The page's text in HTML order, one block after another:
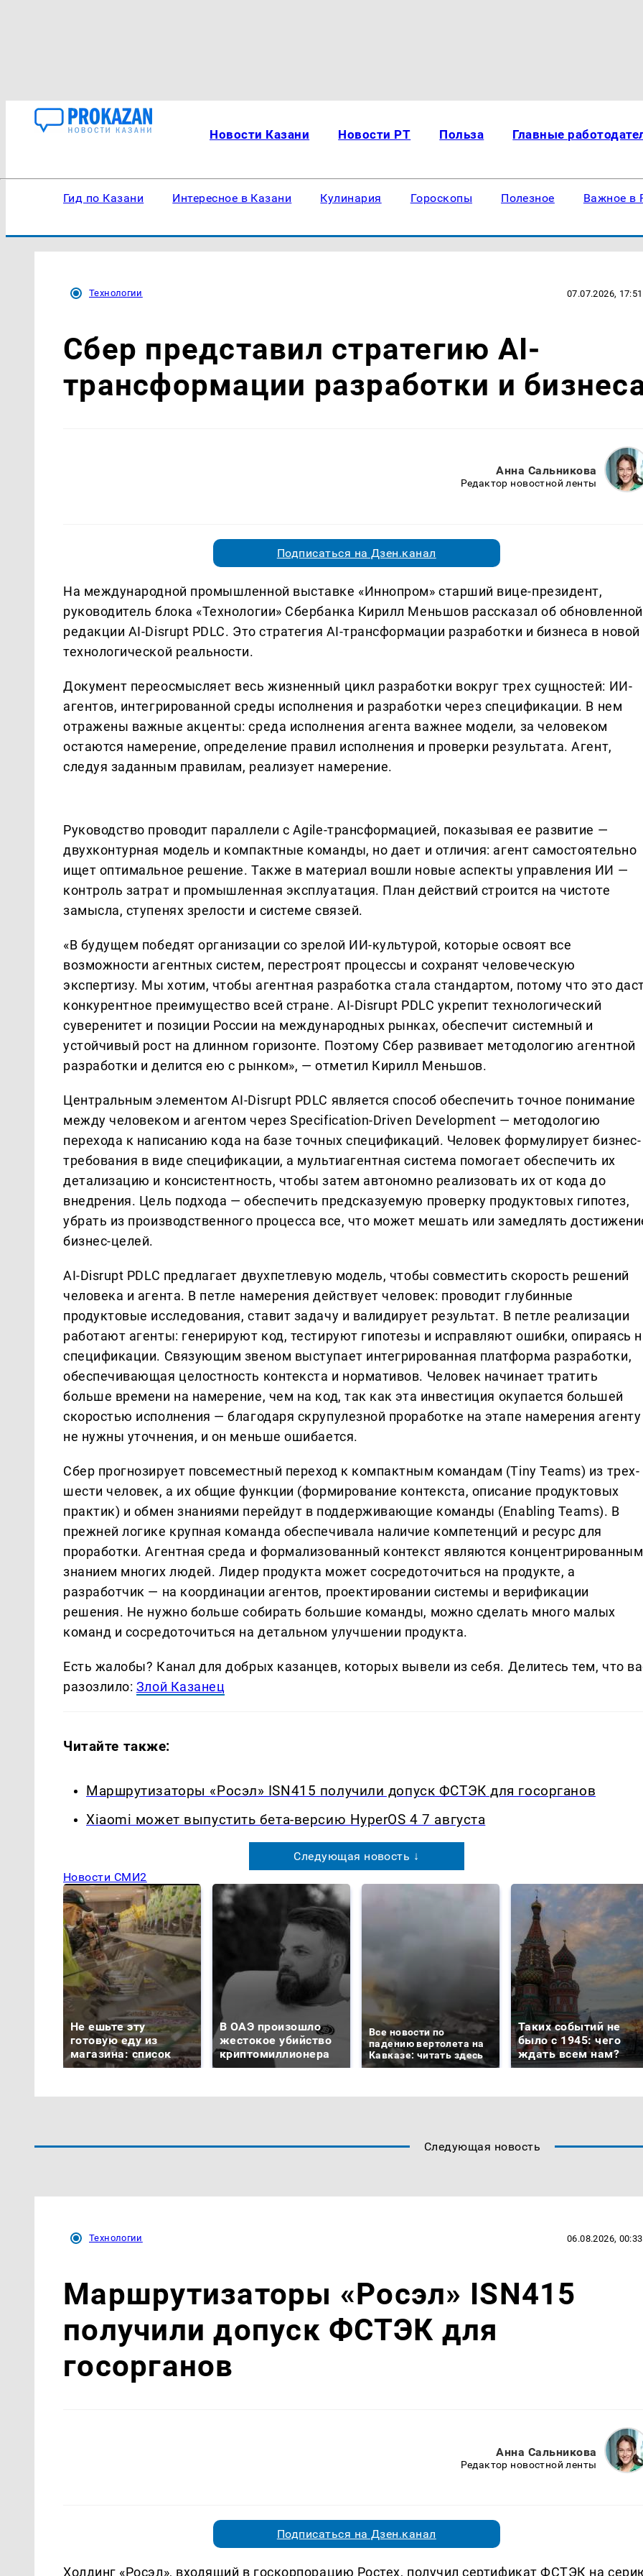
Новости Казани Новости РТ Польза Главные
Гид по Казани Интересное в Казани Кулинария Гороскопы Полезное Важное в
Технологии 07.07.2026, 17:51
Сбер представил стратегию AI-
трансформации разработки и
Анна Сальникова
Редактор новостной ленты
Подписаться на Дзен.канал
На международной промышленной выставке «Иннопром» старший вице-президент,
руководитель блока «Технологии» Сбербанка Кирилл Меньшов рассказал об обновленной
редакции AI-Disrupt PDLC. Это стратегия AI-трансформации разработки и бизнеса в новой
технологической реальности.
Документ переосмысляет весь жизненный цикл разработки вокруг трех сущностей: ИИ-
агентов, интегрированной среды исполнения и разработки через спецификации. В нем
отражены важные акценты: среда исполнения агента важнее модели, за человеком
остаются намерение, определение правил исполнения и проверки результата. Агент,
следуя заданным правилам, реализует намерение.
Руководство проводит параллели с Agile-трансформацией, показывая ее развитие —
двухконтурная модель и компактные команды, но дает и отличия: агент самостоятельно
ищет оптимальное решение. Также в материал вошли новые аспекты управления ИИ —
контроль затрат и промышленная эксплуатация. План действий строится на чистоте
замысла, ступенях зрелости и системе связей.
«В будущем победят организации со зрелой ИИ-культурой, которые освоят все
возможности агентных систем, перестроят процессы и сохранят человеческую
экспертизу. Мы хотим, чтобы агентная разработка стала стандартом, потому что это
конкурентное преимущество всей стране. AI-Disrupt PDLC укрепит технологический
суверенитет и позиции России на международных рынках, обеспечит системный и
устойчивый рост на длинном горизонте. Поэтому Сбер развивает методологию агентной
разработки и делится ею с рынком», — отметил Кирилл Меньшов.
Центральным элементом AI-Disrupt PDLC является способ обеспечить точное понимание
между человеком и агентом через Specification-Driven Development — методологию
перехода к написанию кода на базе точных спецификаций. Человек формулирует бизнес-
требования в виде спецификации, а мультиагентная система помогает обеспечить их
детализацию и консистентность, чтобы затем автономно реализовать их от кода до
внедрения. Цель подхода — обеспечить предсказуемую проверку продуктовых гипотез,
убрать из производственного процесса все, что может мешать или замедлять
бизнес-целей.
AI-Disrupt PDLC предлагает двухпетлевую модель, чтобы совместить скорость решений
человека и агента. В петле намерения действует человек: проводит глубинные
продуктовые исследования, ставит задачу и валидирует результат. В петле реализации
работают агенты: генерируют код, тестируют гипотезы и исправляют ошибки, опираясь
спецификации. Связующим звеном выступает интегрированная платформа разработки,
обеспечивающая целостность контекста и нормативов. Человек начинает тратить
больше времени на намерение, чем на код, так как эта инвестиция окупается большей
скоростью исполнения — благодаря скрупулезной проработке на этапе намерения агенту
не нужны уточнения, и он меньше ошибается.
Сбер прогнозирует повсеместный переход к компактным командам (Tiny Teams) из трех-
шести человек, а их общие функции (формирование контекста, описание продуктовых
практик) и обмен знаниями перейдут в поддерживающие команды (Enabling Teams). В
прежней логике крупная команда обеспечивала наличие компетенций и ресурс для
проработки. Агентная среда и формализованный контекст являются концентрированным
знанием многих людей. Лидер продукта может сосредоточиться на продукте, а
разработчик — на координации агентов, проектировании системы и верификации
решения. Не нужно больше собирать большие команды, можно сделать много малых
команд и сосредоточиться на детальном улучшении продукта.
Есть жалобы? Канал для добрых казанцев, которых вывели из себя. Делитеcь тем, что
разозлило: Злой Казанец
Читайте также:
Маршрутизаторы «Росэл» ISN415 получили допуск ФСТЭК для госорганов
Xiaomi может выпустить бета-версию HyperOS 4 7 августа
Следующая новость ↓
Новости СМИ2
Не ешьте эту
готовую еду из
магазина: список
В ОАЭ произошло
жестокое убийство
криптомиллионера
Все новости по
падению вертолета на
Кавказе: читать здесь
Таких событий не
было с 1945: чего
ждать всем нам?
Следующая новость
Технологии 06.08.2026, 00:33
Маршрутизаторы «Росэл» ISN415
получили допуск ФСТЭК для
госорганов
Анна Сальникова
Редактор новостной ленты
Подписаться на Дзен.канал
Холдинг «Росэл», входящий в госкорпорацию Ростех, получил сертификат ФСТЭК на